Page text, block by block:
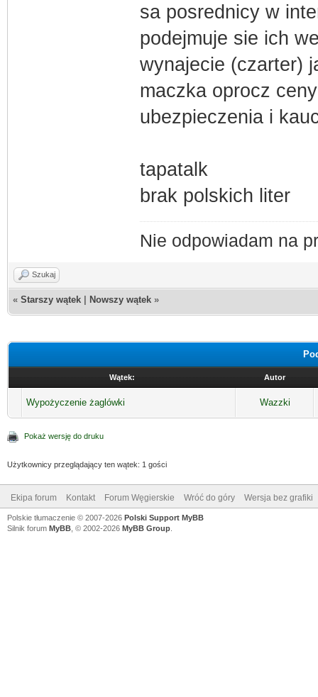
sa posrednicy w
podejmuje sie ich
wynajecie (czarter)
maczka oprocz
ubezpieczenia i
tapatalk
brak polskich liter
Nie odpowiadam na
Szukaj
« Starszy wątek Nowszy wątek »
Wątek: Autor
Wypożyczenie żaglówki Wazzki
Pokaż wersję do druku
Użytkownicy przeglądający ten wątek: 1 gości
Ekipa forum Kontakt Forum Węgierskie Wróć do góry Wersja bez grafiki
Polskie tłumaczenie © 2007-2026 Polski Support MyBB
Silnik forum MyBB , © 2002-2026 MyBB Group